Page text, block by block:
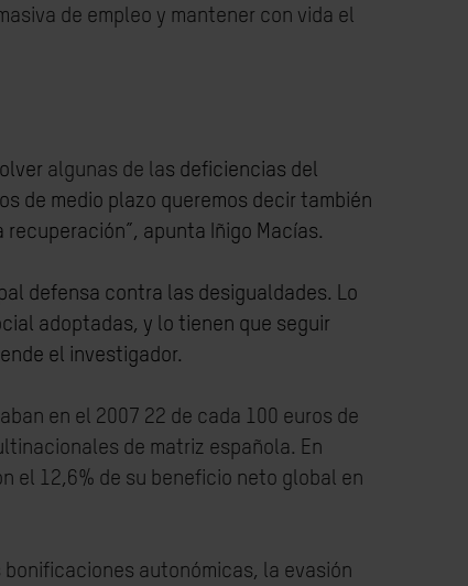
de empleo y mantener con vida el
algunas de las deficiencias del
de medio plazo queremos decir también
apunta Iñigo Macías.
defensa contra las desigualdades. Lo
adoptadas, y lo tienen que seguir
el investigador.
en el 2007 22 de cada 100 euros de
de matriz española. En
el 12,6% de su beneficio neto global en
bonificaciones autonómicas, la evasión